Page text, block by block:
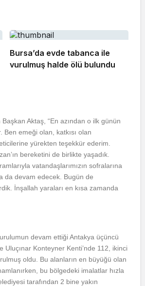
Bursa’da evde tabanca ile
vurulmuş halde ölü bulundu
Aktaş, “En azından o ilk günün
emeği olan, katkısı olan
yürekten teşekkür ederim.
bereketini de birlikte yaşadık.
vatandaşlarımızın sofralarına
da devam edecek. Bugün de
İnşallah yaraları en kısa zamanda
devam ettiği Antakya üçüncü
Uluçınar Konteyner Kenti’nde 112, ikinci
oldu. Bu alanların en büyüğü olan
bu bölgedeki imalatlar hızla
tarafından 2 bine yakın